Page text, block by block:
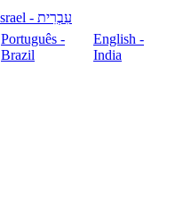
עִבְרִית - Israel
Português -
Brazil
English -
India